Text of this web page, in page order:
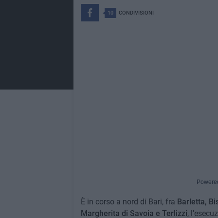
10 CONDIVISIONI
È in corso a nord di Bari, fra Barletta,
Margherita di Savoia e Terlizzi,